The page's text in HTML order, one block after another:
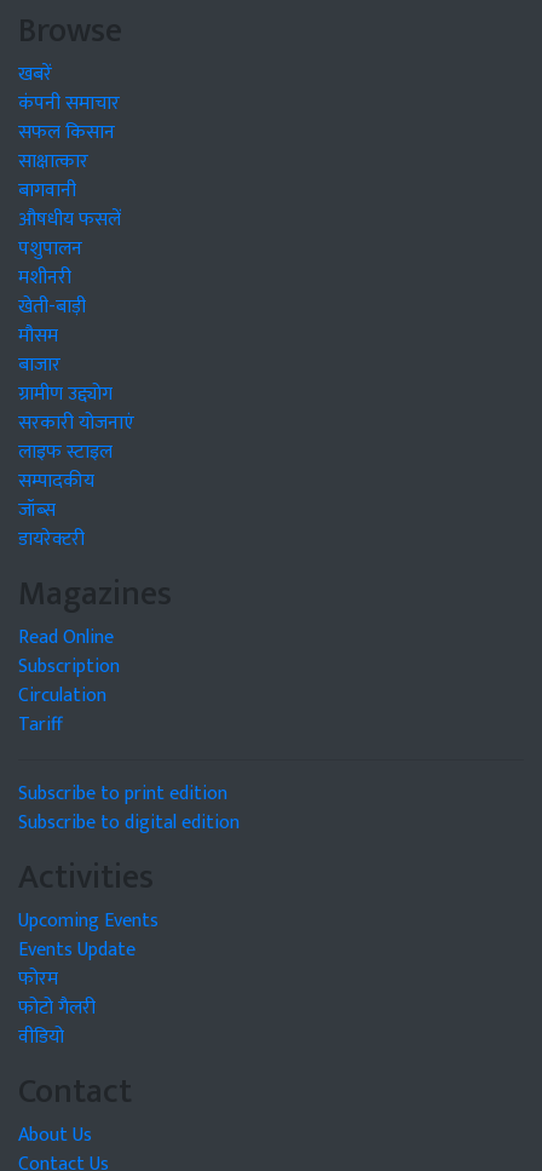
Browse
खबरें
कंपनी समाचार
सफल किसान
साक्षात्कार
बागवानी
औषधीय फसलें
पशुपालन
मशीनरी
खेती-बाड़ी
मौसम
बाजार
ग्रामीण उद्द्योग
सरकारी योजनाएं
लाइफ स्टाइल
सम्पादकीय
जॉब्स
डायरेक्टरी
Magazines
Read Online
Subscription
Circulation
Tariff
Subscribe to print edition
Subscribe to digital edition
Activities
Upcoming Events
Events Update
फोरम
फोटो गैलरी
वीडियो
Contact
About Us
Contact Us